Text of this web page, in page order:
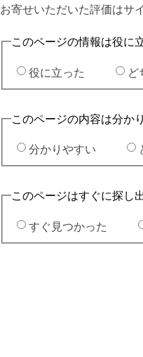
お寄せいただいた評価はサ
このページの情報は役に
役に立った
ど
このページの内容は分か
分かりやすい
このページはすぐに探し
すぐ見つかった